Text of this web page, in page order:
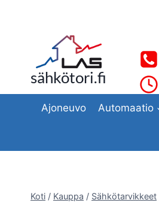
sähkötori.fi
Ajoneuvo Automaatio
Koti / Kauppa / Sähkötarvikkeet